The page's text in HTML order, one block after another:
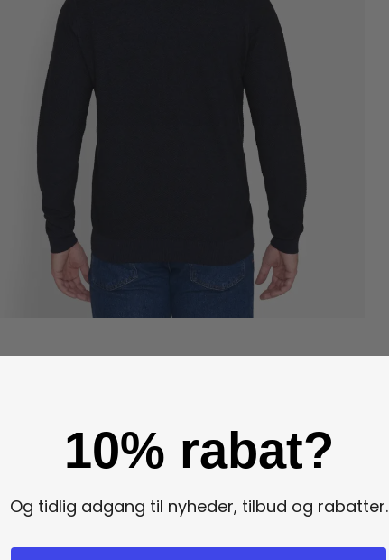
10% rabat?
Og tidlig adgang til nyheder, tilbud og rabatter.